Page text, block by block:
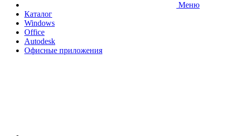
Меню
Каталог
Windows
Office
Autodesk
Офисные приложения